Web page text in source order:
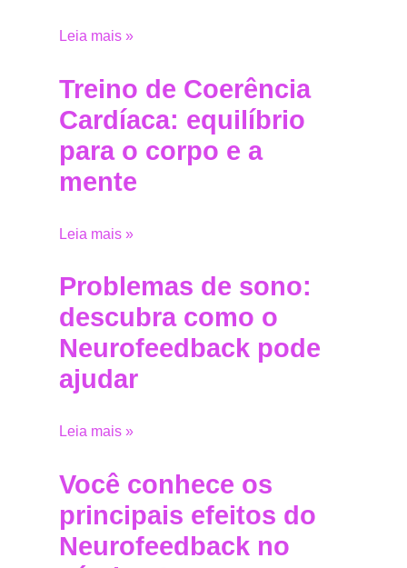
Leia mais »
Treino de Coerência
Cardíaca: equilíbrio
para o corpo e a
mente
Leia mais »
Problemas de sono:
descubra como o
Neurofeedback pode
ajudar
Leia mais »
Você conhece os
principais efeitos do
Neurofeedback no